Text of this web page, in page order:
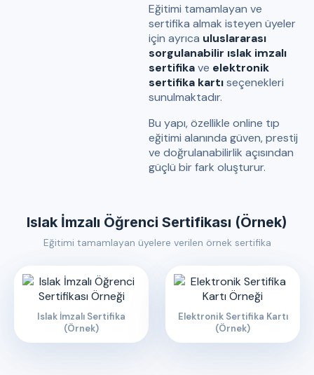
Eğitimi tamamlayan ve
sertifika almak isteyen üyeler
için ayrıca uluslararası
sorgulanabilir ıslak imzalı
sertifikave elektronik
sertifika kartıseçenekleri
sunulmaktadır.
Bu yapı, özellikle online tıp
eğitimi alanında güven, prestij
ve doğrulanabilirlik açısından
güçlü bir fark oluşturur.
Islak İmzalı Öğrenci Sertifikası (Örnek)
Eğitimi tamamlayan üyelere verilen örnek sertifika
Islak İmzalı Sertifika
(Örnek)
Elektronik Sertifika Kartı
(Örnek)